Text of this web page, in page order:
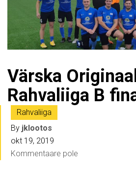
Värska
Rahvaliiga B
Rahvaliiga
By jklootos
okt 19, 2019
Kommentaare pole